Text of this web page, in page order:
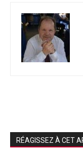
RÉAGISSEZ À CET